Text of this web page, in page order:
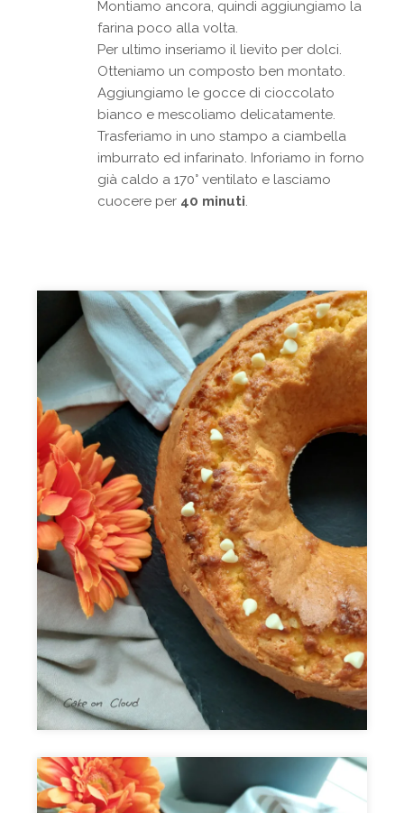
Montiamo ancora, quindi aggiungiamo la
farina poco alla volta.
Per ultimo inseriamo il lievito per dolci.
Otteniamo un composto ben montato.
Aggiungiamo le gocce di cioccolato
bianco e mescoliamo delicatamente.
Trasferiamo in uno stampo a ciambella
imburrato ed infarinato. Inforiamo in forno
già caldo a 170° ventilato e lasciamo
cuocere per 40 minuti.